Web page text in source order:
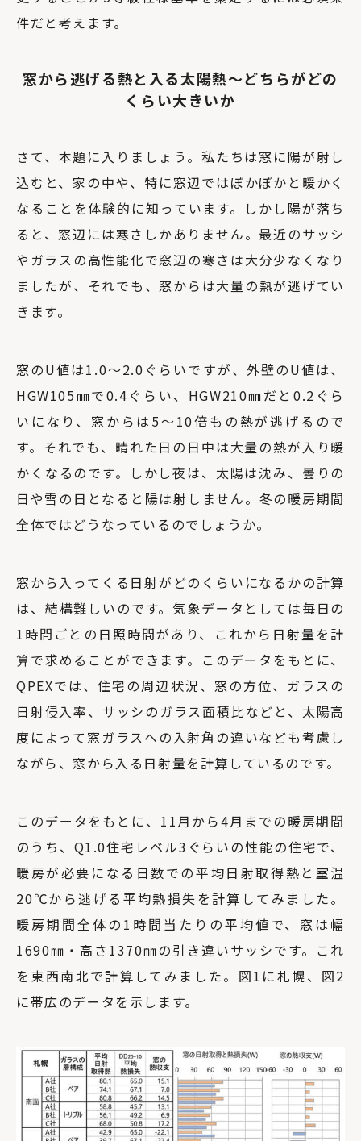
件だと考えます。
窓から逃げる熱と入る太陽熱〜どちらがどの
くらい大きいか
さて、本題に入りましょう。私たちは窓に陽が射し
込むと、家の中や、特に窓辺ではぽかぽかと暖かく
なることを体験的に知っています。しかし陽が落ち
ると、窓辺には寒さしかありません。最近のサッシ
やガラスの高性能化で窓辺の寒さは大分少なくなり
ましたが、それでも、窓からは大量の熱が逃げてい
きます。
窓のU値は1.0～2.0ぐらいですが、外壁のU値は、
HGW105㎜で0.4ぐらい、HGW210㎜だと0.2ぐら
いになり、窓からは5～10倍もの熱が逃げるので
す。それでも、晴れた日の日中は大量の熱が入り暖
かくなるのです。しかし夜は、太陽は沈み、曇りの
日や雪の日となると陽は射しません。冬の暖房期間
全体ではどうなっているのでしょうか。
窓から入ってくる日射がどのくらいになるかの計算
は、結構難しいのです。気象データとしては毎日の
1時間ごとの日照時間があり、これから日射量を計
算で求めることができます。このデータをもとに、
QPEXでは、住宅の周辺状況、窓の方位、ガラスの
日射侵入率、サッシのガラス面積比などと、太陽高
度によって窓ガラスへの入射角の違いなども考慮し
ながら、窓から入る日射量を計算しているのです。
このデータをもとに、11月から4月までの暖房期間
のうち、Q1.0住宅レベル3ぐらいの性能の住宅で、
暖房が必要になる日数での平均日射取得熱と室温
20℃から逃げる平均熱損失を計算してみました。
暖房期間全体の1時間当たりの平均値で、窓は幅
1690㎜・高さ1370㎜の引き違いサッシです。これ
を東西南北で計算してみました。図1に札幌、図2
に帯広のデータを示します。